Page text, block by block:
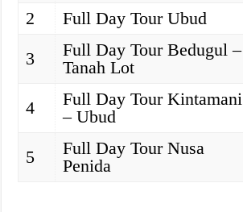
2
Full Day Tour Ubud
3
Full Day Tour Bedugul –
Tanah Lot
4
Full Day Tour Kintamani
– Ubud
5
Full Day Tour Nusa
Penida